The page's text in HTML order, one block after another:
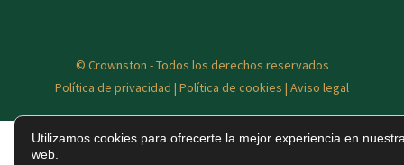
© Crownston - Todos los derechos reservados
Política de privacidad | Política de cookies | Aviso legal
Utilizamos cookies para ofrecerte la mejor experiencia en
web.